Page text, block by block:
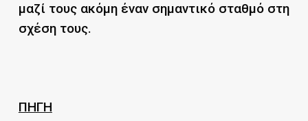
μαζί τους ακόμη έναν σημαντικό σταθμό στη
σχέση τους.
ΠΗΓΗ